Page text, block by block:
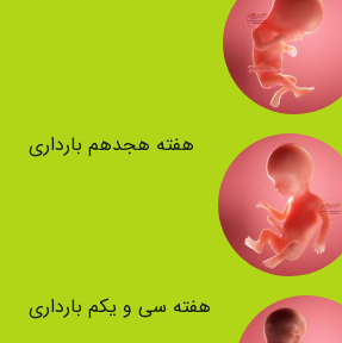
هفته هجدهم بارداری
هفته سی و یکم بارداری